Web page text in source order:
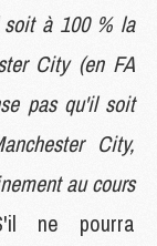
à 100 % la
City (en FA
pas qu'il soit
City,
au cours
ne pourra